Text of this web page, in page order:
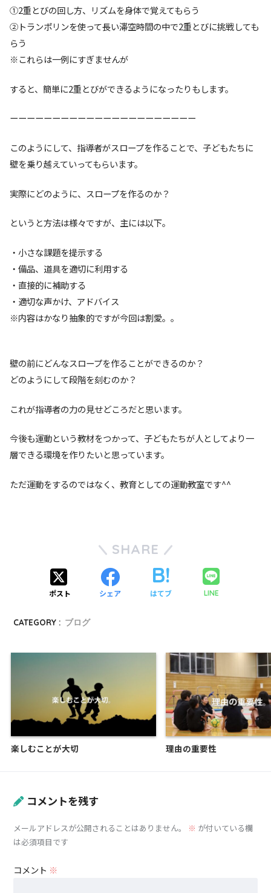
①2重とびの回し方、リズムを身体で覚えてもらう
②トランポリンを使って長い滞空時間の中で2重とびに挑戦しても
らう
※これらは一例にすぎませんが
すると、簡単に2重とびができるようになったりもします。
ーーーーーーーーーーーーーーーーーーーーーー
このようにして、指導者がスロープを作ることで、子どもたちに
壁を乗り越えていってもらいます。
実際にどのように、スロープを作るのか？
というと方法は様々ですが、主には以下。
・小さな課題を提示する
・備品、道具を適切に利用する
・直接的に補助する
・適切な声かけ、アドバイス
※内容はかなり抽象的ですが今回は割愛。。
壁の前にどんなスロープを作ることができるのか？
どのようにして段階を刻むのか？
これが指導者の力の見せどころだと思います。
今後も運動という教材をつかって、子どもたちが人としてより一
層できる環境を作りたいと思っています。
ただ運動をするのではなく、教育としての運動教室です^^
SHARE
ポスト シェア はてブ LINE
CATEGORY : ブログ
楽しむことが大切 理由の重要性
コメントを残す
メールアドレスが公開されることはありません。 ※ が付いている欄
は必須項目です
コメント ※